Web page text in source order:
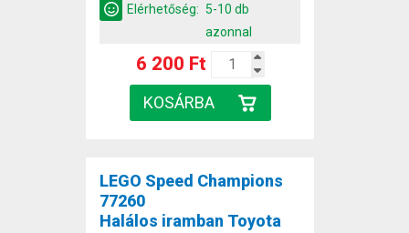
Elérhetőség: 5-10 db
azonnal
6 200 Ft
LEGO Speed Champions
77260
Halálos iramban Toyota